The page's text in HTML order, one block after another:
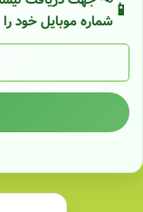
شماره موبایل خود را